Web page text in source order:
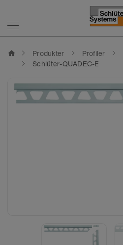
home Produkter Profiler
Schlüter-QUADEC-E